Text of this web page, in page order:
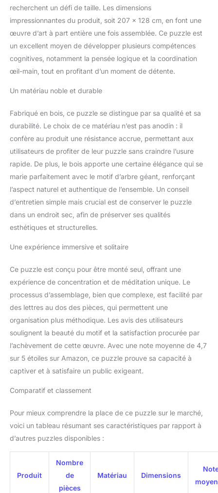
recherchent un défi de taille. Les dimensions
impressionnantes du produit, soit 207 x 128 cm, en font une
œuvre d’art à part entière une fois assemblée. Ce puzzle est
un excellent moyen de développer plusieurs compétences
cognitives, notamment la pensée logique et la coordination
œil-main, tout en profitant d’un moment de détente.
Un matériau noble et durable
Fabriqué en bois, ce puzzle se distingue par sa qualité et sa
durabilité. Le choix de ce matériau n’est pas anodin : il
confère au produit une résistance accrue, permettant aux
utilisateurs de profiter de leur puzzle sans craindre l’usure
rapide. De plus, le bois apporte une certaine élégance qui se
marie parfaitement avec le motif d’arbre géant, renforçant
l’aspect naturel et authentique de l’ensemble. Un conseil
d’entretien simple mais crucial est de conserver le puzzle
dans un endroit sec, afin de préserver ses qualités
esthétiques et structurelles.
Une expérience immersive et solitaire
Ce puzzle est conçu pour être monté seul, offrant une
expérience de concentration et de méditation unique. Le
processus d’assemblage, bien que complexe, est facilité par
des lettres au dos des pièces, qui permettent une
organisation plus méthodique. Les avis des utilisateurs
soulignent la beauté du motif et la satisfaction procurée par
l’achèvement de cette œuvre. Avec une note moyenne de 4,7
sur 5 étoiles sur Amazon, ce puzzle prouve sa capacité à
captiver et à satisfaire un public exigeant.
Comparatif et classement
Pour mieux comprendre la place de ce puzzle sur le marché,
voici un tableau résumant ses caractéristiques par rapport à
d’autres puzzles disponibles :
Produit
Nombre
de
pièces
Matériau Dimensions